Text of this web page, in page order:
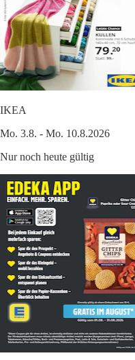
IKEA
Mo. 3.8. - Mo. 10.8.2026
Nur noch heute gültig